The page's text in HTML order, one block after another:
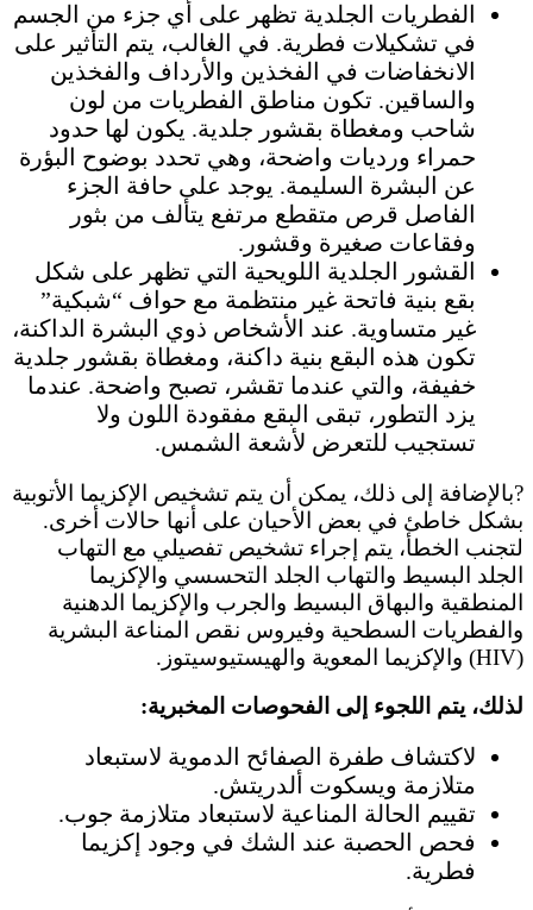
الفطريات الجلدية تظهر على أي جزء من الجسم
في تشكيلات فطرية. في الغالب، يتم التأثير على
الانخفاضات في الفخذين والأرداف والفخذين
والساقين. تكون مناطق الفطريات من لون
شاحب ومغطاة بقشور جلدية. يكون لها حدود
حمراء ورديات واضحة، وهي تحدد بوضوح البؤرة
عن البشرة السليمة. يوجد على حافة الجزء
الفاصل قرص متقطع مرتفع يتألف من بثور
وفقاعات صغيرة وقشور.
القشور الجلدية اللويحية التي تظهر على شكل
بقع بنية فاتحة غير منتظمة مع حواف “شبكية”
غير متساوية. عند الأشخاص ذوي البشرة الداكنة،
تكون هذه البقع بنية داكنة، ومغطاة بقشور جلدية
خفيفة، والتي عندما تقشر، تصبح واضحة. عندما
يزد التطور، تبقى البقع مفقودة اللون ولا
تستجيب للتعرض لأشعة الشمس.
?بالإضافة إلى ذلك، يمكن أن يتم تشخيص الإكزيما الأتوبية
بشكل خاطئ في بعض الأحيان على أنها حالات أخرى.
لتجنب الخطأ، يتم إجراء تشخيص تفصيلي مع التهاب
الجلد البسيط والتهاب الجلد التحسسي والإكزيما
المنطقية والبهاق البسيط والجرب والإكزيما الدهنية
والفطريات السطحية وفيروس نقص المناعة البشرية
(HIV) والإكزيما المعوية والهيستيوسيتوز.
لذلك، يتم اللجوء إلى الفحوصات المخبرية:
لاكتشاف طفرة الصفائح الدموية لاستبعاد
متلازمة ويسكوت ألدريتش.
تقييم الحالة المناعية لاستبعاد متلازمة جوب.
فحص الحصبة عند الشك في وجود إكزيما
فطرية.